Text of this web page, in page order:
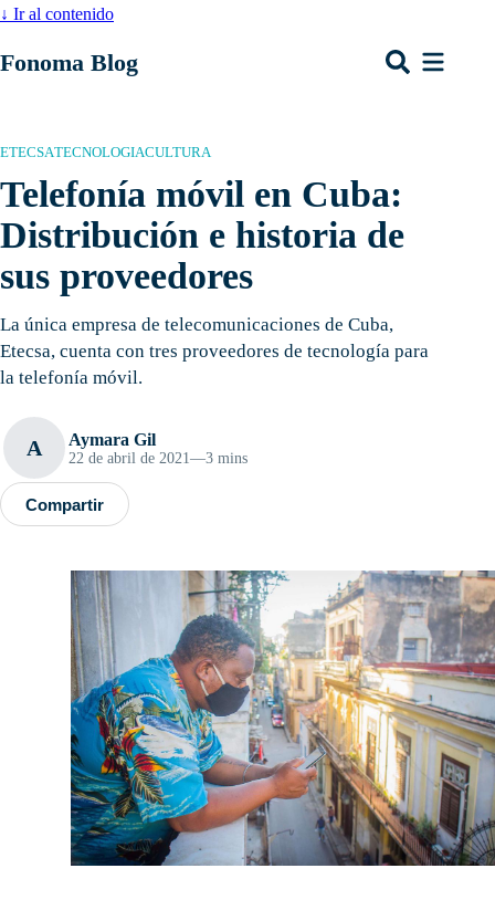
↓ Ir al contenido
Fonoma Blog
ETECSATECNOLOGIACULTURA
Telefonía móvil en Cuba:
Distribución e historia de
sus proveedores
La única empresa de telecomunicaciones de Cuba,
Etecsa, cuenta con tres proveedores de tecnología para
la telefonía móvil.
A Aymara Gil
22 de abril de 2021 —3 mins
Compartir